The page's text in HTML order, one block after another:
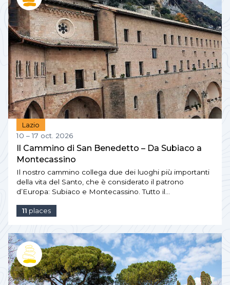
Lazio
10 – 17 oct. 2026
Il Cammino di San Benedetto – Da Subiaco a
Montecassino
Il nostro cammino collega due dei luoghi più importanti
della vita del Santo, che è considerato il patrono
d’Europa: Subiaco e Montecassino. Tutto il…
11 places